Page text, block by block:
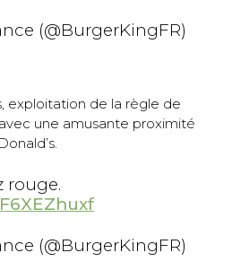
(@BurgerKingFR)
exploitation de la règle de
une amusante proximité
rouge.
(@BurgerKingFR)